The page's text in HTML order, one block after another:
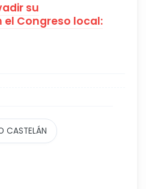
su
Congreso local:
CASTELÁN